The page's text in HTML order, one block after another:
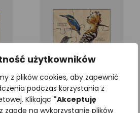
użytkowników
z plików cookies, aby zapewnić
podczas korzystania z
Klikając "Akceptuję
zgodę na wykorzystanie plików